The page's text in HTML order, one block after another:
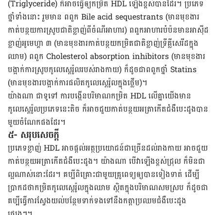
(Triglyceride) ក៏​អាច​ធ្វើ​ឲ្យ​កម្រិត HDL ​ឡើង​ខ្ពស់​បាន​ដែរ។ ប្រភេទ​
ថ្នាំ​ទាំង​នោះ រួម​មាន ពពួក Bile acid sequestrants (មាន​មុខងារ​
កាត់​បន្ថយ​ការ​ស្រូប​ជាតិ​ខ្លាញ់​ពី​ចំណី​អាហារ) ពពួក​អាហារ​បំប៉ន​មាន​អាស៊ីដ​
ខ្លាញ់​អូមេហ្គា ៣ (មាន​មុខងារ​កាត់​បន្ថយ​កម្រិត​ជាតិ​ខ្លាញ់​ទ្រីគ្លីសេរីដ​ក្នុង​
ឈាម) ពពួក Cholesterol absorption inhibitors (មាន​មុខងារ​
បង្អាក់​ការ​ស្រូប​កូលេស្តេរ៉ូល​របស់​រាង​កាយ) ក៏​ដូចជា​ពពួក​ថ្នាំ Statins
(មាន​មុខងារ​បង្អាក់​ការ​ផលិត​កូលេស្តេរ៉ូល​ក្នុង​ថ្លើម)។
យ៉ាង​ណា ជា​ទូទៅ ការ​បង្កើន​បរិមាណ​កម្រិត HDL លើ​គ្នា​យើង​មាន​
កូលេស្តេរ៉ូល​ប្រភេទ​នេះ​តិច ក៏​អាច​ជួយ​កាត់​បន្ថយ​អត្រា​កើត​ជំងឺ​បេះដូង​បាន​
មួយ​ចំណែក​ផង​ដែរ។
៥- សរុប​សេចក្តី
ប្រភេទ​ខ្លាញ់ HDL អាច​ផ្តល់​អត្ថប្រយោជន៍​ជា​ច្រើន​ដល់​រាងកាយ អាច​ជួយ​
កាត់​បន្ថយ​អត្រា​​កើត​ជំងឺ​បេះដូង។ យ៉ាង​ណា បើ​វា​ឡើង​ខ្ពស់​ជ្រុល ក៏​មិន​ជា​
ល្អ​ណាស់​នោះ​ដែរ។ គប្បី​ពិគ្រោះ​ជាមួយ​គ្រូពេទ្យ​ឲ្យ​បាន​ទៀងទាត់ ដើម្បី​
ប្រាកដ​ថា​កម្រិត​កូលេស្តេរ៉ូល​ក្នុង​ឈាម ស្ថិត​ក្នុង​បរិមាណ​សម​ស្រប ក៏​ដូចជា​
គប្បី​ធ្វើ​ការ​ស្វែង​យល់​បន្ថែម​ទាក់ទង​ទៅ​នឹង​កត្តា​ប្រឈម​ជំងឺ​បេះដូង​